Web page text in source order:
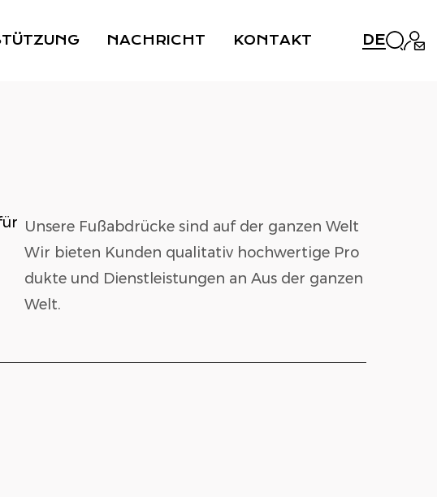
NACHRICHT KONTAKT DE
Unsere Fußabdrücke sind auf der ganzen Welt
Wir bieten Kunden qualitativ hochwertige Pro
dukte und Dienstleistungen an Aus der ganzen
Welt.